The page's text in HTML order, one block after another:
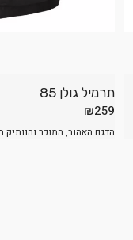
תרמיל גולן 85
₪259
הדגם האהוב, המוכר